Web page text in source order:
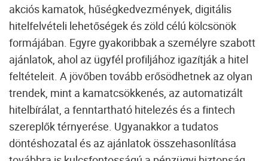
akciós kamatok, hűségkedvezmények, digitális
hitelfelvételi lehetőségek és zöld célú kölcsönök
formájában. Egyre gyakoribbak a személyre szabott
ajánlatok, ahol az ügyfél profiljához igazítják a hitel
feltételeit. A jövőben tovább erősödhetnek az olyan
trendek, mint a kamatcsökkenés, az automatizált
hitelbírálat, a fenntartható hitelezés és a fintech
szereplők térnyerése. Ugyanakkor a tudatos
döntéshozatal és az ajánlatok összehasonlítása